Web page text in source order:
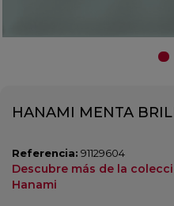
HANAMI MENTA
Referencia: 91129604
Descubre más de la
Hanami